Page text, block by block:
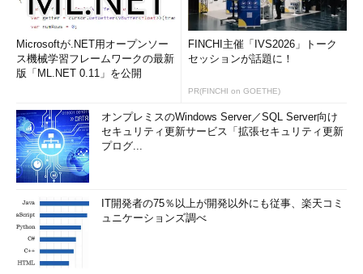
装置として機能する」（橋本氏）。
問題の本質を見抜けない「形式的で信頼されな
い監査」に陥らないために
Microsoftが.NET用オープンソー
ス機械学習フレームワークの最新
版「ML.NET 0.11」を公開
FINCHI主催「IVS2026」トーク
セッションが話題に！
PR(FINCHI on GOETHE)
オンプレミスのWindows Server／SQL Server向け
セキュリティ更新サービス「拡張セキュリティ更新
プログ...
IT開発者の75％以上が開発以外にも従事、楽天コミ
ュニケーションズ調べ